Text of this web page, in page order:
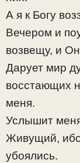
А я к Богу
Вечером и
возвещу, и
Дарует мир
восстающих
меня.
Услышит
Живущий,
убоялись.